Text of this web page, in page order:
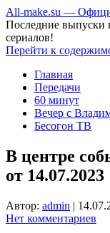
All-make.su —
Последние выпуски
сериалов!
Перейти к
Главная
Передачи
60 минут
Вечер с
Бесогон ТВ
В центре
от 14.07.2023
Автор: admin |
Нет комментариев